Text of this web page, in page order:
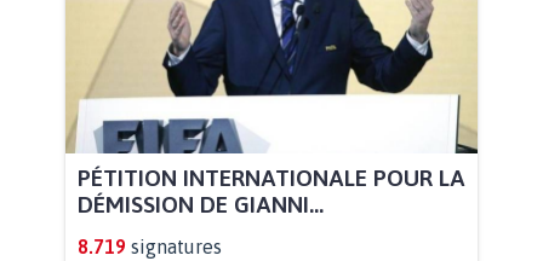
PÉTITION INTERNATIONALE POUR LA
DÉMISSION DE GIANNI...
8.719 signatures